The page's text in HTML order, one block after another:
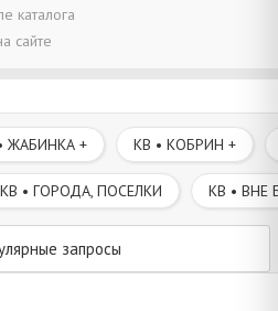
каталога
сайте
ЖАБИНКА + КВ • КОБРИН +
КВ • ГОРОДА, ПОСЕЛКИ КВ • ВНЕ
запросы